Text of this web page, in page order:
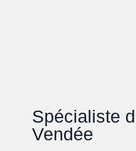
Spécialiste
Vendée